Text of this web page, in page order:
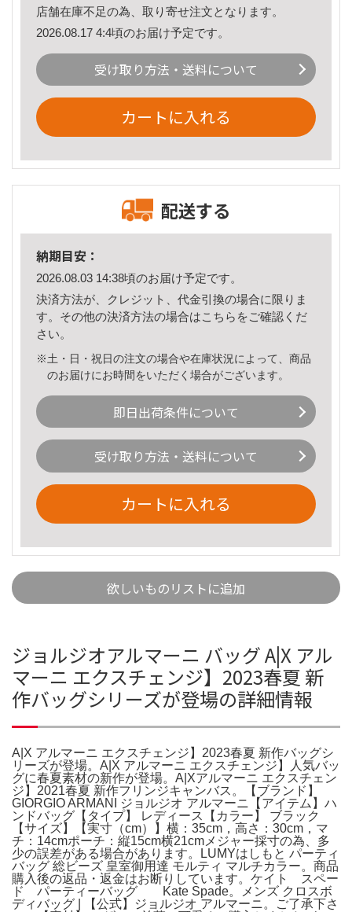
店舗在庫不足の為、取り寄せ注文となります。
2026.08.17 4:4頃のお届け予定です。
受け取り方法・送料について
カートに入れる
配送する
納期目安：
2026.08.03 14:38頃のお届け予定です。
決済方法が、クレジット、代金引換の場合に限りま
す。その他の決済方法の場合はこちら をご確認くだ
さい。
※土・日・祝日の注文の場合や在庫状況によって、商品
のお届けにお時間をいただく場合がございます。
即日出荷条件について
受け取り方法・送料について
カートに入れる
欲しいものリストに追加
ジョルジオアルマーニ バッグ A|X アル
マーニ エクスチェンジ】2023春夏 新
作バッグシリーズが登場の詳細情報
A|X アルマーニ エクスチェンジ】2023春夏 新作バッグシ
リーズが登場。A|X アルマーニ エクスチェンジ】人気バッ
グに春夏素材の新作が登場。A|Xアルマーニ エクスチェン
ジ】2021春夏 新作フリンジキャンバス。【ブランド】
GIORGIO ARMANI ジョルジオ アルマーニ【アイテム】ハ
ンドバッグ【タイプ】 レディース【カラー】 ブラック
【サイズ】【実寸（cm）】横：35cm，高さ：30cm，マ
チ：14cmポーチ：縦15cm横21cmメジャー採寸の為、多
少の誤差がある場合があります。LUMYはしもと パーティ
バッグ 総ビーズ 皇室御用達 モルティ マルチカラー。商品
購入後の返品・返金はお断りしています。ケイト スペー
ド パーティーバッグ Kate Spade。メンズ クロスボ
ディバッグ | 【公式】ジョルジオ アルマーニ。ご了承下さ